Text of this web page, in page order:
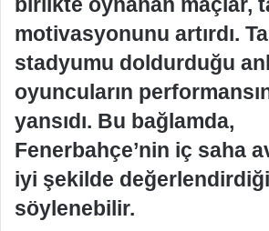
motivasyonunu artırdı.
stadyumu doldurduğu
oyuncuların
yansıdı. Bu bağlamda,
Fenerbahçe’nin iç saha
iyi şekilde değerlendirdiği
söylenebilir.